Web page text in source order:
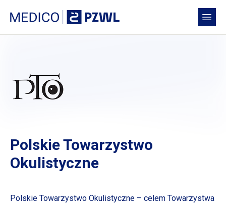
Medico PZWL Platforma Medyczna
Polskie Towarzystwo
Okulistyczne
Polskie Towarzystwo Okulistyczne – celem Towarzystwa